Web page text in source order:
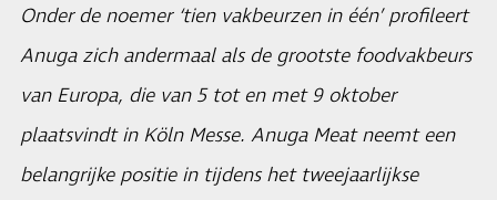
Onder de noemer ‘tien vakbeurzen in één’ profileert
Anuga zich andermaal als de grootste foodvakbeurs
van Europa, die van 5 tot en met 9 oktober
plaatsvindt in Köln Messe. Anuga Meat neemt een
belangrijke positie in tijdens het tweejaarlijkse